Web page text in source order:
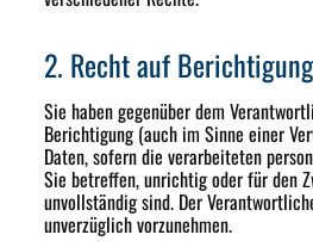
2. Recht auf
Sie haben gegenüber dem
Berichtigung (auch im Sinne einer
Daten, sofern die verarbeiteten
Sie betreffen, unrichtig oder für den
unvollständig sind. Der
unverzüglich vorzunehmen.